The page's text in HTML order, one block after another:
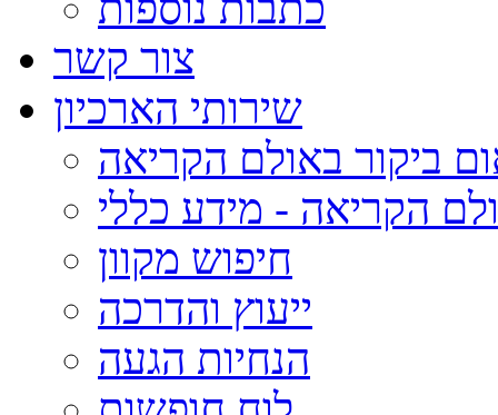
צור קשר
שירותי הארכיון
ביקור באולם הקריאה
הקריאה - מידע כללי
חיפוש מקוון
ייעוץ והדרכה
הנחיות הגעה